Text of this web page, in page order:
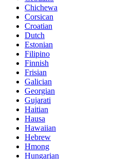
Chichewa
Corsican
Croatian
Dutch
Estonian
Filipino
Finnish
Frisian
Galician
Georgian
Gujarati
Haitian
Hausa
Hawaiian
Hebrew
Hmong
Hungarian